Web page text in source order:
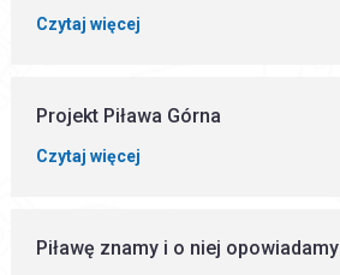
Czytaj więcej
Projekt Piława Górna
Czytaj więcej
Piławę znamy i o niej opowiadamy